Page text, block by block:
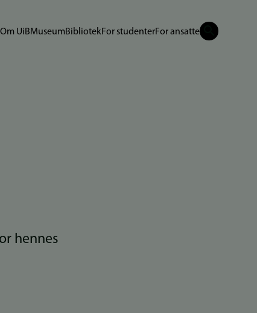
Om UiBMuseumBibliotekFor studenterFor ansatte
hennes